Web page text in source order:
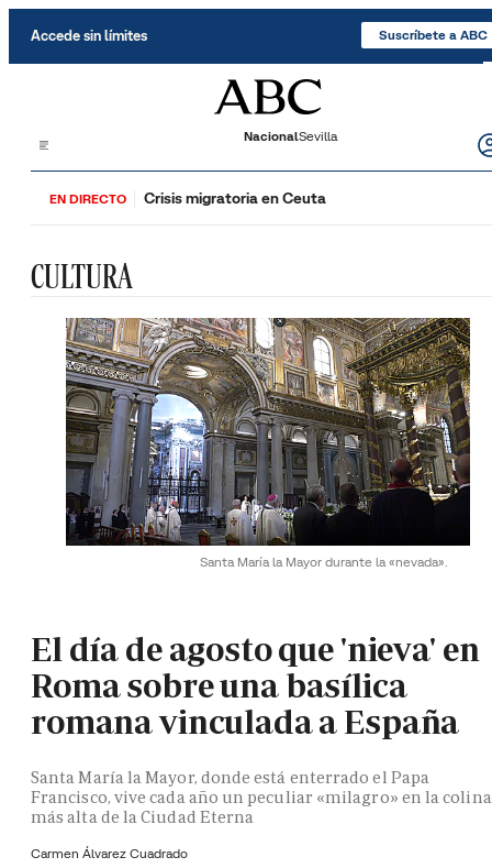
Accede sin límites Suscríbete a ABC
NacionalSevilla
EN DIRECTO Crisis migratoria en Ceuta
CULTURA
Santa María la Mayor durante la «nevada».
El día de agosto que 'nieva' en
Roma sobre una basílica
romana vinculada a España
Santa María la Mayor, donde está enterrado el Papa
Francisco, vive cada año un peculiar «milagro» en la colina
más alta de la Ciudad Eterna
Carmen Álvarez Cuadrado